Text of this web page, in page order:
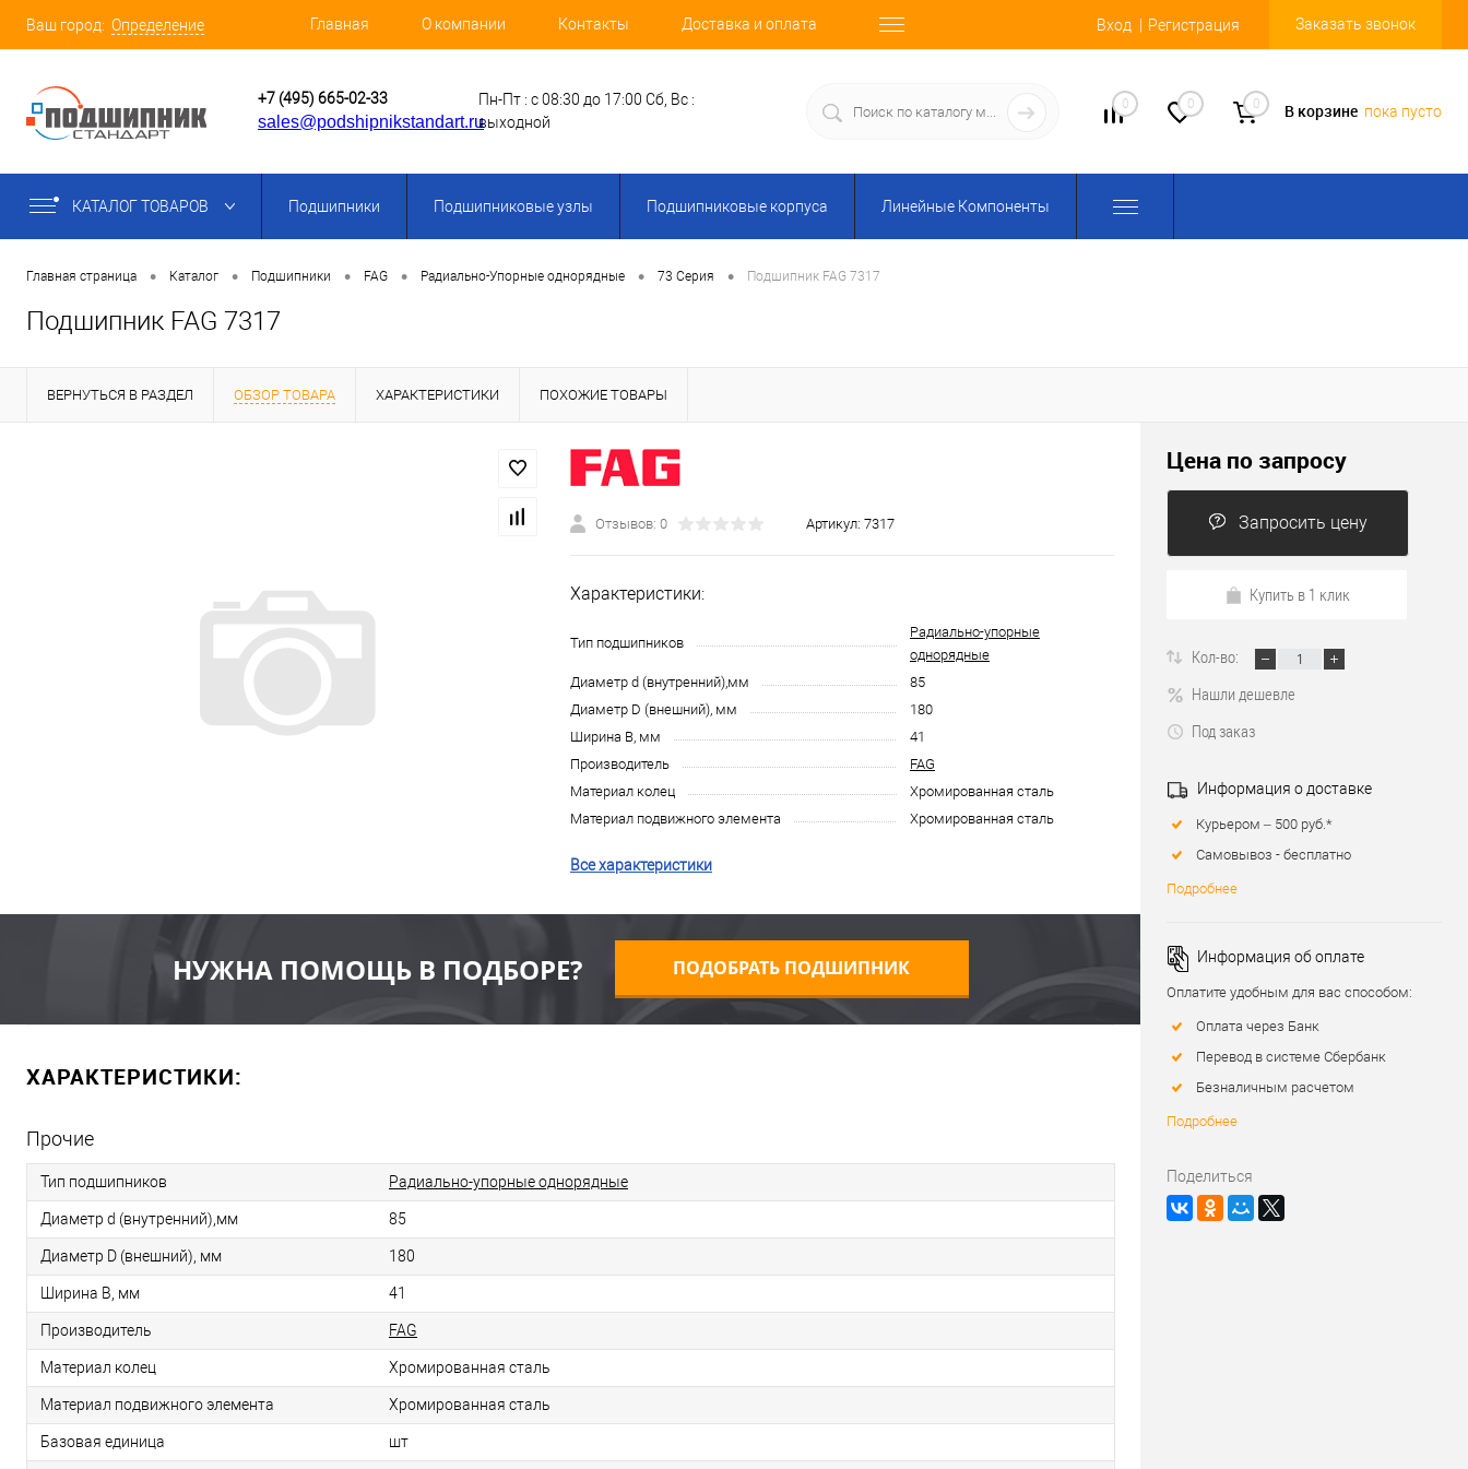
Ваш город: Определение Главная О компании Контакты Доставка и оплата Вход Регистрация Заказать звонок
+7 (495) 665-02-33
sales@podshipnikstandart.ru
Пн-Пт : с 08:30 до 17:00 Сб, Вс :
выходной
0 0 0 В корзине пока пусто
КАТАЛОГ ТОВАРОВ Подшипники Подшипниковые узлы Подшипниковые корпуса Линейные Компоненты
Главная страница • Каталог • Подшипники • FAG • Радиально-Упорные однорядные • 73 Серия • Подшипник FAG 7317
Подшипник FAG 7317
ВЕРНУТЬСЯ В РАЗДЕЛ ОБЗОР ТОВАРА ХАРАКТЕРИСТИКИ ПОХОЖИЕ ТОВАРЫ
Отзывов: 0 Артикул: 7317
Характеристики:
Тип подшипников
Радиально-упорные
однорядные
Диаметр d (внутренний),мм
85
Диаметр D (внешний), мм
180
Ширина B, мм
41
Производитель
FAG
Материал колец
Хромированная сталь
Материал подвижного элемента
Хромированная сталь
Все характеристики
НУЖНА ПОМОЩЬ В ПОДБОРЕ? ПОДОБРАТЬ ПОДШИПНИК
ХАРАКТЕРИСТИКИ:
Прочие
Тип подшипников Радиально-упорные однорядные
Диаметр d (внутренний),мм 85
Диаметр D (внешний), мм 180
Ширина B, мм 41
Производитель FAG
Материал колец Хромированная сталь
Материал подвижного элемента Хромированная сталь
Базовая единица шт
Цена по запросу
Запросить цену
Купить в 1 клик
Кол-во:
Нашли дешевле
Под заказ
Информация о доставке
Курьером – 500 руб.*
Самовывоз - бесплатно
Подробнее
Информация об оплате
Оплатите удобным для вас способом:
Оплата через Банк
Перевод в системе Сбербанк
Безналичным расчетом
Подробнее
Поделиться